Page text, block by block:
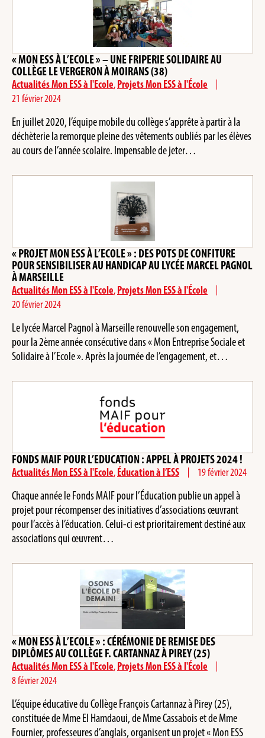
« MON ESS À L’ECOLE » – UNE FRIPERIE SOLIDAIRE AU
COLLÈGE LE VERGERON À MOIRANS (38)
Actualités Mon ESS à l'Ecole,Projets Mon ESS à l'École
21 février 2024
En juillet 2020, l’équipe mobile du collège s’apprête à partir à la
déchèterie la remorque pleine des vêtements oubliés par les élèves
au cours de l’année scolaire. Impensable de jeter…
« PROJET MON ESS À L’ECOLE » : DES POTS DE CONFITURE
POUR SENSIBILISER AU HANDICAP AU LYCÉE MARCEL PAGNOL
À MARSEILLE
Actualités Mon ESS à l'Ecole,Projets Mon ESS à l'École
20 février 2024
Le lycée Marcel Pagnol à Marseille renouvelle son engagement,
pour la 2ème année consécutive dans « Mon Entreprise Sociale et
Solidaire à l’Ecole ». Après la journée de l’engagement, et…
FONDS MAIF POUR L’EDUCATION : APPEL À PROJETS 2024 !
Actualités Mon ESS à l'Ecole,Éducation à l’ESS 19 février 2024
Chaque année le Fonds MAIF pour l’Éducation publie un appel à
projet pour récompenser des initiatives d’associations œuvrant
pour l’accès à l’éducation. Celui-ci est prioritairement destiné aux
associations qui œuvrent…
« MON ESS À L’ECOLE » : CÉRÉMONIE DE REMISE DES
DIPLÔMES AU COLLÈGE F. CARTANNAZ À PIREY (25)
Actualités Mon ESS à l'Ecole,Projets Mon ESS à l'École
8 février 2024
L’équipe éducative du Collège François Cartannaz à Pirey (25),
constituée de Mme El Hamdaoui, de Mme Cassabois et de Mme
Fournier, professeures d’anglais, organisent un projet « Mon ESS